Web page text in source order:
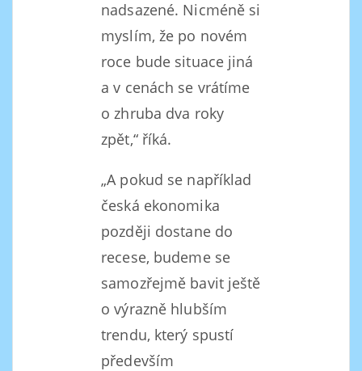
nadsazené. Nicméně si
myslím, že po novém
roce bude situace jiná
a v cenách se vrátíme
o zhruba dva roky
zpět,“ říká.
„A pokud se například
česká ekonomika
později dostane do
recese, budeme se
samozřejmě bavit ještě
o výrazně hlubším
trendu, který spustí
především